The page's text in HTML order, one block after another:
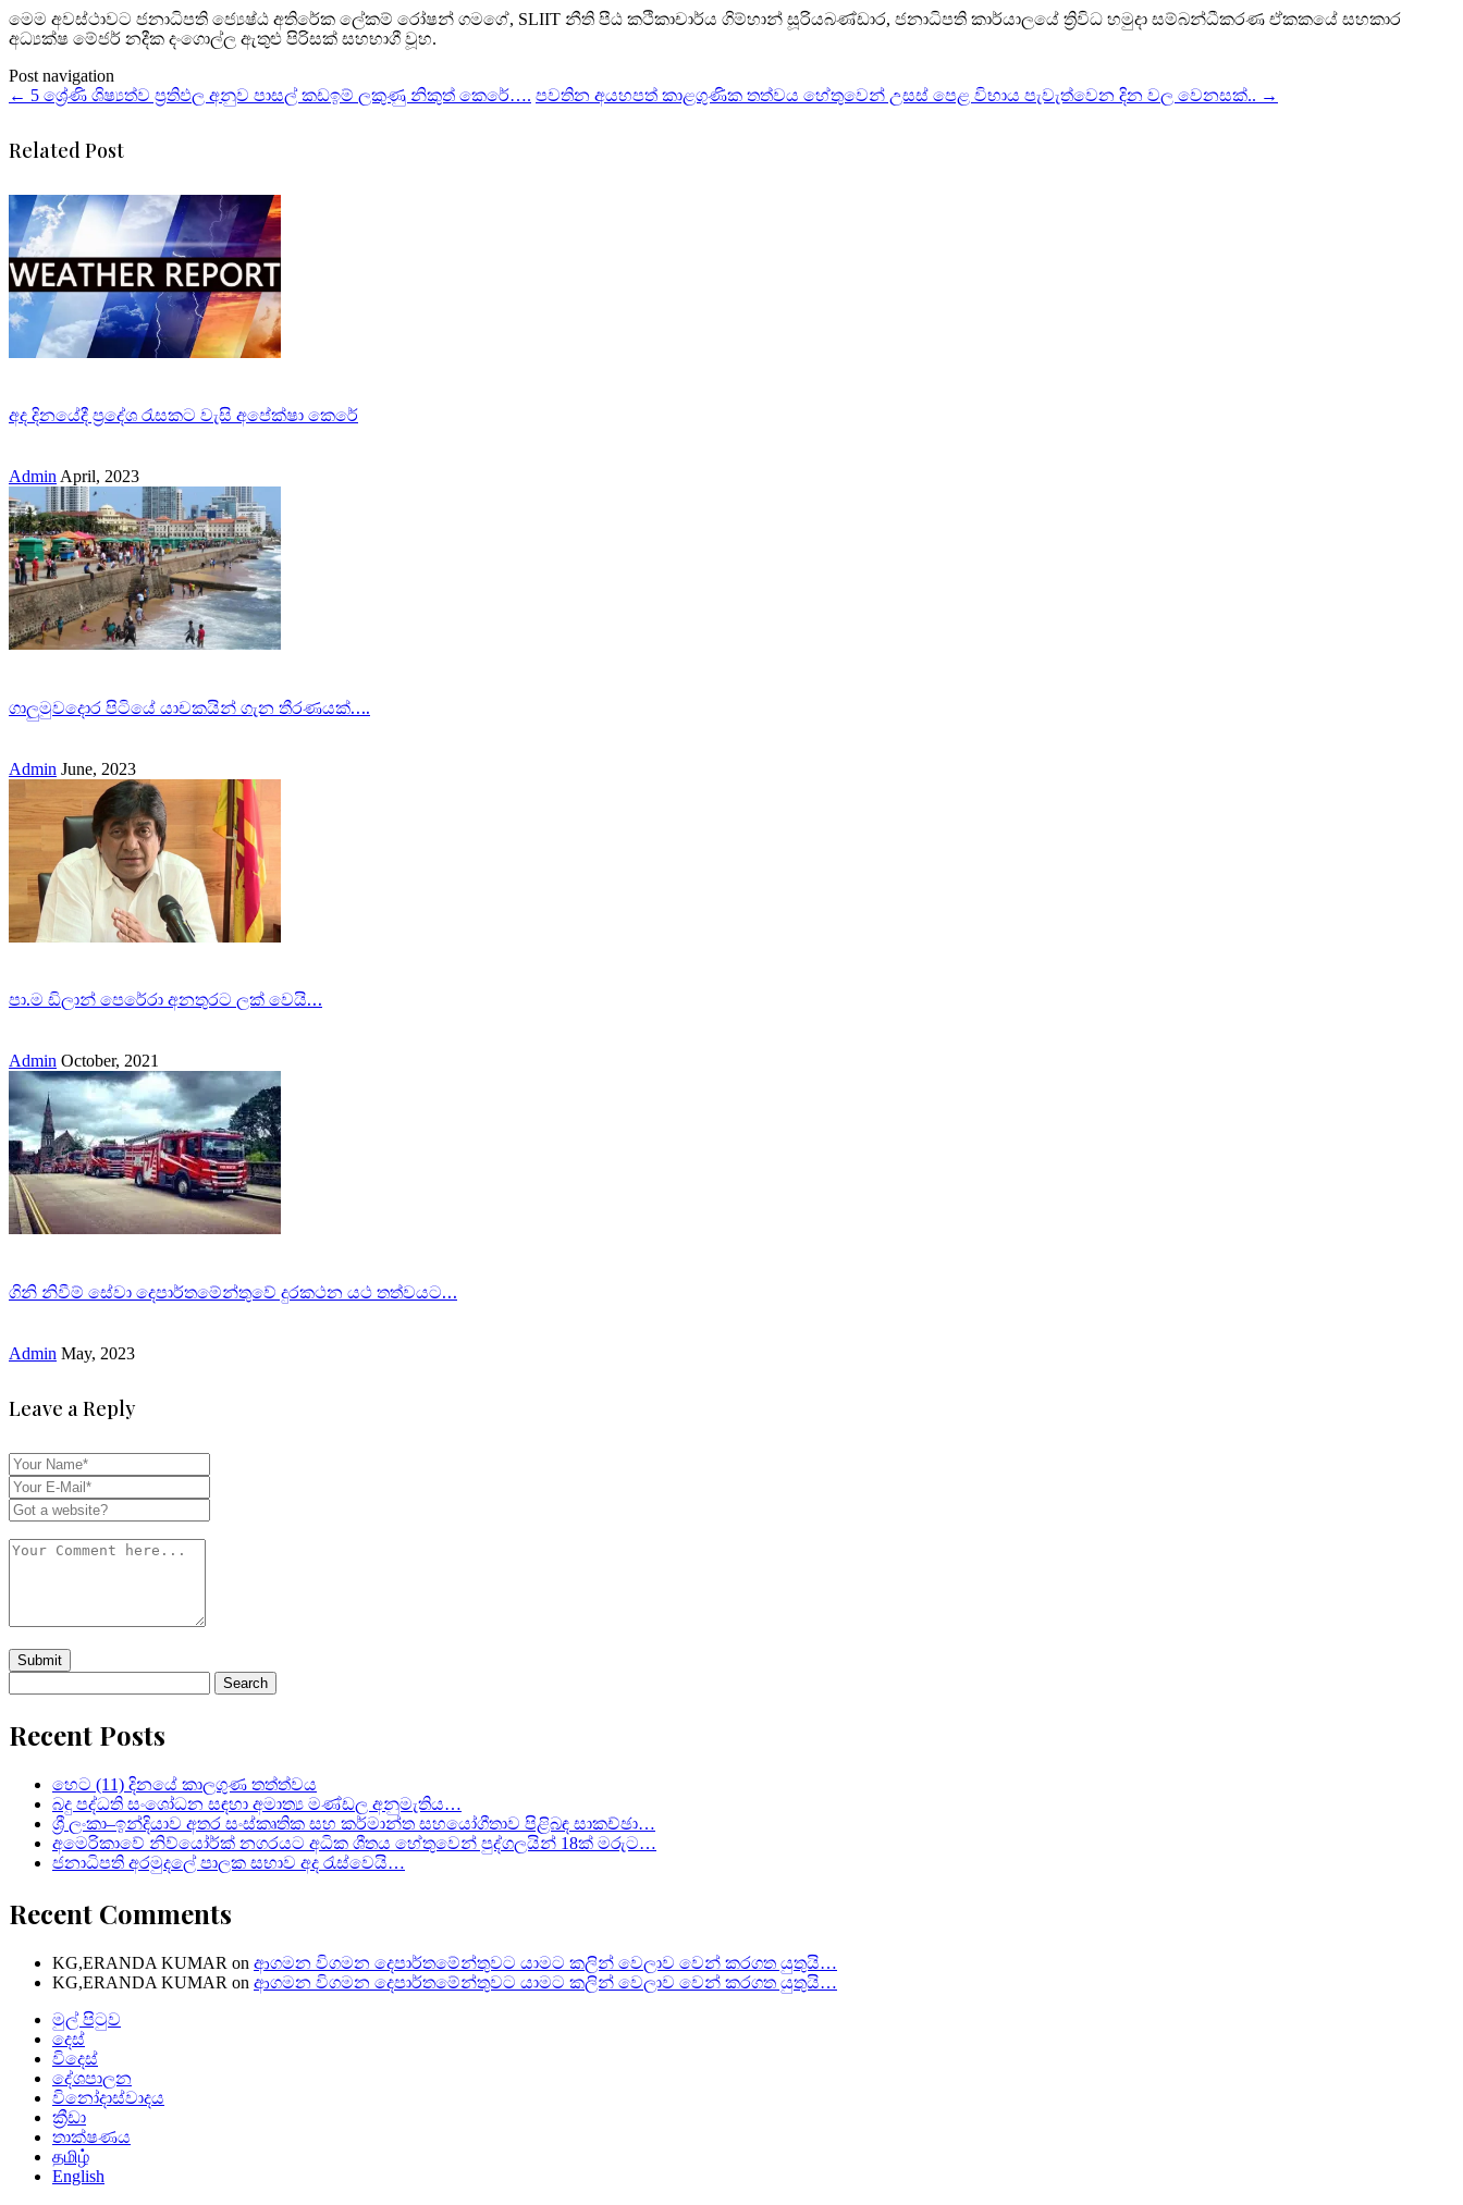
මෙම අවස්ථාවට ජනාධිපති ජ්‍යෙෂ්ඨ අතිරේක ලේකම් රෝෂන් ගමගේ, SLIIT නීති පීඨ කථිකාචාර්ය ගිම්හාන් සූරියබණ්ඩාර, ජනාධිපති කාර්යාලයේ ත්‍රිවිධ හමුදා සම්බන්ධීකරණ ඒකකයේ සහකාර
අධ්‍යක්ෂ මේජර් නදීක දංගොල්ල ඇතුළු පිරිසක් සහභාගී වූහ.
Post navigation
← 5 ශ්‍රේණි ශිෂ්‍යත්ව ප්‍රතිඵල අනුව පාසල් කඩඉම් ලකුණු නිකුත් කෙරේ…. පවතින අයහපත් කාළගුණික තත්වය හේතුවෙන් උසස් පෙළ විභාය පැවැත්වෙන දින වල වෙනසක්.. →
Related Post
අද දිනයේදී ප්‍රදේශ රැසකට වැසි අපේක්ෂා කෙරේ
Admin April, 2023
ගාලුමුවදොර පිටියේ යාචකයින් ගැන තීරණයක්….
Admin June, 2023
පා.ම ඩිලාන් පෙරේරා අනතුරට ලක් වෙයි…
Admin October, 2021
ගිනි නිවීම් සේවා දෙපාර්තමේන්තුවේ දුරකථන යථ තත්වයට…
Admin May, 2023
Leave a Reply
for:
Recent Posts
හෙට (11) දිනයේ කාලගුණ තත්ත්වය
බදු පද්ධති සංශෝධන සඳහා අමාත්‍ය මණ්ඩල අනුමැතිය…
ශ්‍රී ලංකා–ඉන්දියාව අතර සංස්කෘතික සහ කර්මාන්ත සහයෝගීතාව පිළිබඳ සාකච්ඡා…
අමෙරිකාවේ නිව්යෝර්ක් නගරයට අධික ශීතය හේතුවෙන් පුද්ගලයින් 18ක් මරුට…
ජනාධිපති අරමුදලේ පාලක සභාව අද රැස්වෙයි…
Recent Comments
KG,ERANDA KUMAR on ආගමන විගමන දෙපාර්තමේන්තුවට යාමට කලින් වෙලාව වෙන් කරගත යුතුයි…
KG,ERANDA KUMAR on ආගමන විගමන දෙපාර්තමේන්තුවට යාමට කලින් වෙලාව වෙන් කරගත යුතුයි…
මුල් පිටුව
දෙස්
විදෙස්
දේශපාලන
විනෝදාස්වාදය
ක්‍රීඩා
තාක්ෂණය
தமிழ்
English